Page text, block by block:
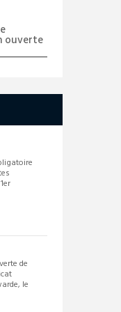
ouverte
de
le